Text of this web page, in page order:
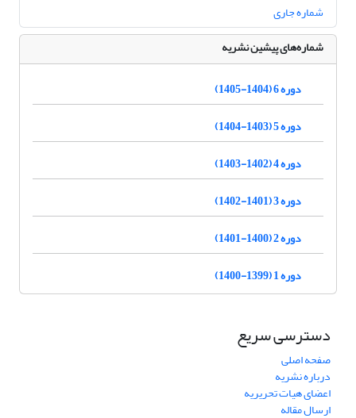
شماره جاری
شماره‌های پیشین نشریه
دوره 6 (1404-1405)
دوره 5 (1403-1404)
دوره 4 (1402-1403)
دوره 3 (1401-1402)
دوره 2 (1400-1401)
دوره 1 (1399-1400)
دسترسی سریع
صفحه اصلی
درباره نشریه
اعضای هیات تحریریه
ارسال مقاله